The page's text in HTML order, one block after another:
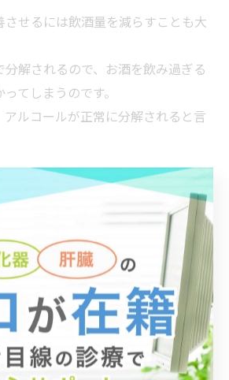
せるには飲酒量を減らすことも大
解されるので、お酒を飲み過ぎる
てしまうのです。
ルコールが正常に分解されると言
で